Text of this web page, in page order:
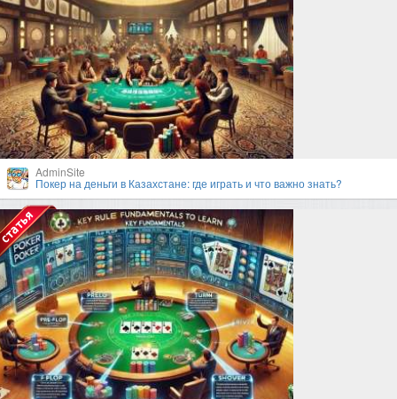
AdminSite
Покер на деньги в Казахстане: где играть и что важно знать?